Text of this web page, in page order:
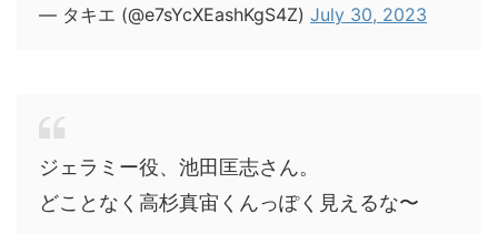
— タキエ (@e7sYcXEashKgS4Z) July 30, 2023
ジェラミー役、池田匡志さん。
どことなく高杉真宙くんっぽく見えるな〜